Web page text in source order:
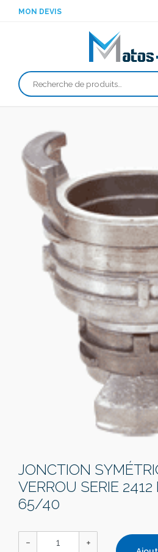
MON DEVIS
Recherche
JONCTION
VERROU SERIE
65/40